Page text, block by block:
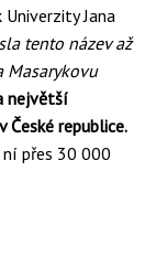
Jana
tento název až
Masarykovu
největší
republice.
přes 30 000